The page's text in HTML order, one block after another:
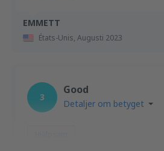
EMMETT
États-Unis, Augusti 2023
3
Good
Detaljer om betyget